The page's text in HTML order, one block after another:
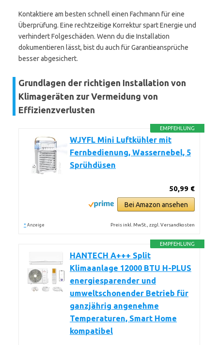
Kontaktiere am besten schnell einen Fachmann für eine
Überprüfung. Eine rechtzeitige Korrektur spart Energie und
verhindert Folgeschäden. Wenn du die Installation
dokumentieren lässt, bist du auch für Garantieansprüche
besser abgesichert.
Grundlagen der richtigen Installation von
Klimageräten zur Vermeidung von
Effizienzverlusten
EMPFEHLUNG
WJYFL Mini Luftkühler mit
Fernbedienung, Wassernebel, 5
Sprühdüsen
50,99 €
Bei Amazon ansehen
* Anzeige Preis inkl. MwSt., zzgl. Versandkosten
EMPFEHLUNG
HANTECH A+++ Split
Klimaanlage 12000 BTU H-PLUS
energiesparender und
umweltschonender Betrieb für
ganzjährig angenehme
Temperaturen, Smart Home
kompatibel